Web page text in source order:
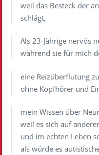
weil das Besteck der
schlägt,
Als 23-Jährige nervös
während sie für mich
eine Reizüberflutung
ohne Kopfhörer und
mein Wissen über
weil es sich auf
und im echten Leben
als würde es